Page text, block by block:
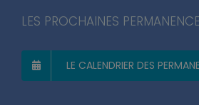
LES PROCHAINES
LE CALENDRIER DES